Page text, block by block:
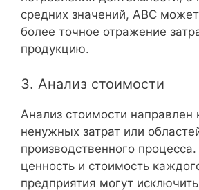
средних значений, ABC
более точное отражение
продукцию.
3. Анализ стоимости
Анализ стоимости направлен
ненужных затрат или
производственного
ценность и стоимость
предприятия могут исключить